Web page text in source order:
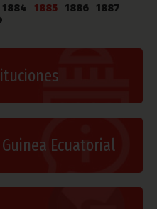
1884 1885 1886 1887
Ecuatorial